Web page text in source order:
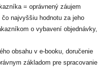
= oprávnený záujem
najvyššiu hodnotu za jeho
o vybavení objednávky,
obsahu v e-booku, doručenie
základom pre spracovanie